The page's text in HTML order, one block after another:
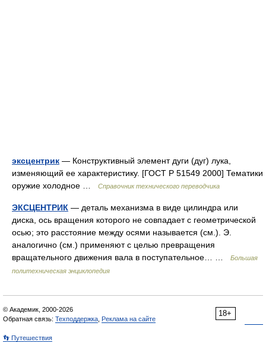
эксцентрик — Конструктивный элемент дуги (дуг) лука,
изменяющий ее характеристику. [ГОСТ Р 51549 2000] Тематики
оружие холодное …
Справочник технического переводчика
ЭКСЦЕНТРИК — деталь механизма в виде цилиндра или
диска, ось вращения которого не совпадает с геометрической
осью; это расстояние между осями называется (см.). Э.
аналогично (см.) применяют с целью превращения
вращательного движения вала в поступательное… …
Большая
политехническая энциклопедия
18+
© Академик, 2000-2026
Обратная связь: Техподдержка Реклама на сайте
👣 Путешествия